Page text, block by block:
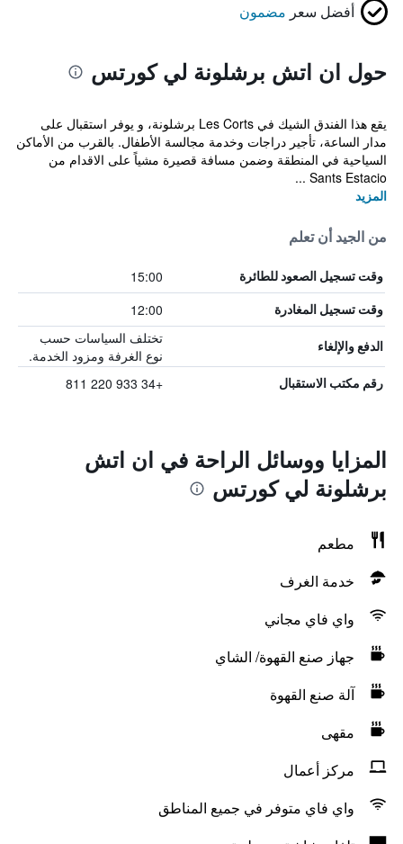
أفضل سعر مضمون
حول ان اتش برشلونة لي كورتس
يقع هذا الفندق الشيك في Les Corts برشلونة، و يوفر استقبال على
مدار الساعة، تأجير دراجات وخدمة مجالسة الأطفال. بالقرب من الأماكن
السياحية في المنطقة وضمن مسافة قصيرة مشياً على الاقدام من
Sants Estacio ...
المزيد
من الجيد أن تعلم
وقت تسجيل الصعود للطائرة 15:00
وقت تسجيل المغادرة 12:00
الدفع والإلغاء
تختلف السياسات حسب
نوع الغرفة ومزود الخدمة.
رقم مكتب الاستقبال +34 933 220 811
المزايا ووسائل الراحة في ان اتش
برشلونة لي كورتس
مطعم
خدمة الغرف
واي فاي مجاني
جهاز صنع القهوة/ الشاي
آلة صنع القهوة
مقهى
مركز أعمال
واي فاي متوفر في جميع المناطق